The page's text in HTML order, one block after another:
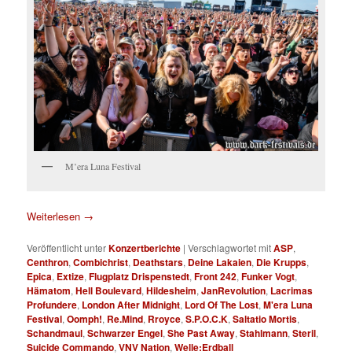
M’era Luna Festival
Weiterlesen →
Veröffentlicht unterKonzertberichte |Verschlagwortet mitASP,
Centhron,Combichrist, Deathstars, Deine Lakaien, Die Krupps,
Epica, Extize,Flugplatz Drispenstedt,Front 242,Funker Vogt,
Hämatom,Hell Boulevard,Hildesheim,JanRevolution, Lacrimas
Profundere, London After Midnight, Lord Of The Lost,M'era Luna
Festival,Oomph!, Re.Mind, Rroyce,S.P.O.C.K,Saltatio Mortis,
Schandmaul,Schwarzer Engel,She Past Away,Stahlmann,Steril,
Suicide Commando,VNV Nation,Welle:Erdball